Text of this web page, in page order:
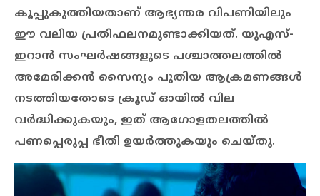
കൂപ്പുകുത്തിയതാണ് ആഭ്യന്തര വിപണിയിലും
ഈ വലിയ പ്രതിഫലനമുണ്ടാക്കിയത്. യുഎസ്-
ഇറാൻ സംഘർഷങ്ങളുടെ പശ്ചാത്തലത്തിൽ
അമേരിക്കൻ സൈന്യം പുതിയ ആക്രമണങ്ങൾ
നടത്തിയതോടെ ക്രൂഡ് ഓയിൽ വില
വർദ്ധിക്കുകയും, ഇത് ആഗോളതലത്തിൽ
പണപ്പെരുപ്പ ഭീതി ഉയർത്തുകയും ചെയ്തു.